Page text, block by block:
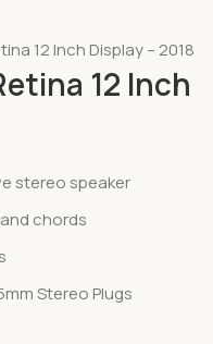
12 Inch Display – 2018
12 Inch
stereo speaker
chords
Stereo Plugs